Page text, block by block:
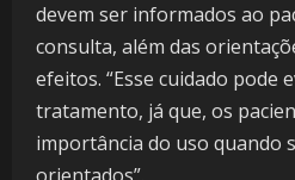
devem ser informados ao
consulta, além das
efeitos. “Esse cuidado pode
tratamento, já que, os
importância do uso quando